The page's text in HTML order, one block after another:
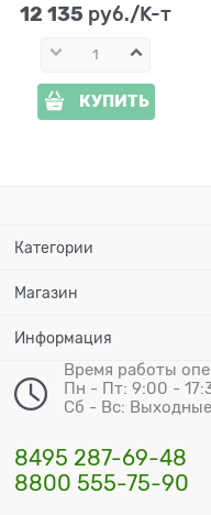
12 135 руб./К-т
КУПИТЬ
Категории
Магазин
Информация
Время работы
Пн - Пт: 9:00 -
Сб - Вс: Выходные
8495 287-69-48
8800 555-75-90